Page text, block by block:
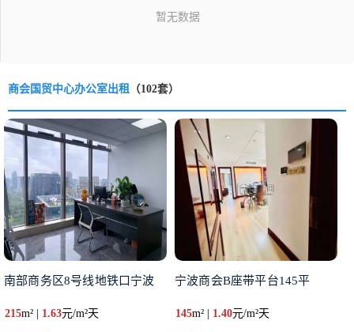
商会国贸中心办公室出租 （102套）
南部商务区8号线地铁口宁波
215m² | 1.63元/m²天
宁波商会B座带平台145平
145m² | 1.40元/m²天